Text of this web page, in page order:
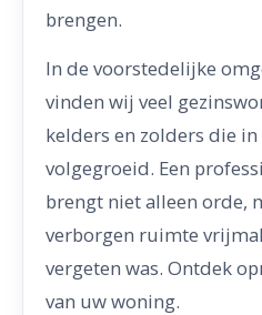
brengen.
In de voorstedelijke
vinden wij veel
kelders en zolders die
volgegroeid. Een
brengt niet alleen orde,
verborgen ruimte
vergeten was. Ontdek
van uw woning.